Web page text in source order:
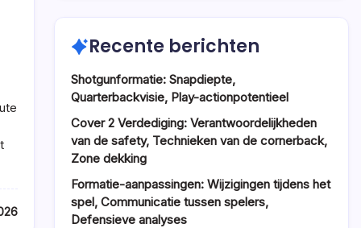
Recente berichten
Shotgunformatie: Snapdiepte,
Quarterbackvisie, Play-actionpotentieel
Cover 2 Verdediging: Verantwoordelijkheden
van de safety, Technieken van de cornerback,
Zone dekking
Formatie-aanpassingen: Wijzigingen tijdens het
spel, Communicatie tussen spelers,
Defensieve analyses